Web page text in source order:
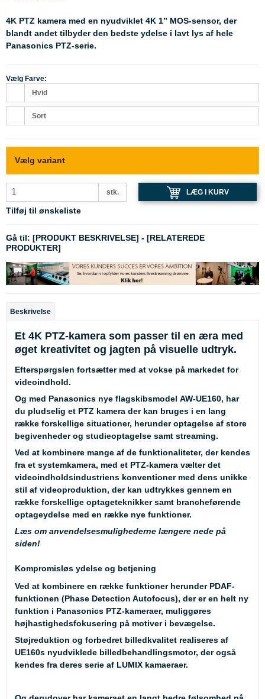
4K PTZ kamera med en nyudviklet 4K 1” MOS-sensor, der
blandt andet tilbyder den bedste ydelse i lavt lys af hele
Panasonics PTZ-serie.
Vælg Farve:
Hvid
Sort
Vælg variant
stk. LÆG I KURV
Tilføj til ønskeliste
Gå til: [PRODUKT BESKRIVELSE] - [RELATEREDE
PRODUKTER]
Beskrivelse
Et 4K PTZ-kamera som passer til en æra med
øget kreativitet og jagten på visuelle udtryk.
Efterspørgslen fortsætter med at vokse på markedet for
videoindhold.
Og med Panasonics nye flagskibsmodel AW-UE160, har
du pludselig et PTZ kamera der kan bruges i en lang
række forskellige situationer, herunder optagelse af store
begivenheder og studieoptagelse samt streaming.
Ved at kombinere mange af de funktionaliteter, der kendes
fra et systemkamera, med et PTZ-kamera vælter det
videoindholdsindustriens konventioner med dens unikke
stil af videoproduktion, der kan udtrykkes gennem en
række forskellige optageteknikker samt brancheførende
optageydelse med en række nye funktioner.
Læs om anvendelsesmulighederne længere nede på
siden!
Kompromisløs ydelse og betjening
Ved at kombinere en række funktioner herunder PDAF-
funktionen (Phase Detection Autofocus), der er en helt ny
funktion i Panasonics PTZ-kameraer, muliggøres
højhastighedsfokusering på motiver i bevægelse.
Støjreduktion og forbedret billedkvalitet realiseres af
UE160s nyudviklede billedbehandlingsmotor, der også
kendes fra deres serie af LUMIX kamaeraer.